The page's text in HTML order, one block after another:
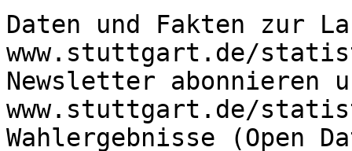
Daten und Fakten zur
www.stuttgart.de/
Newsletter abonnieren
www.stuttgart.de/